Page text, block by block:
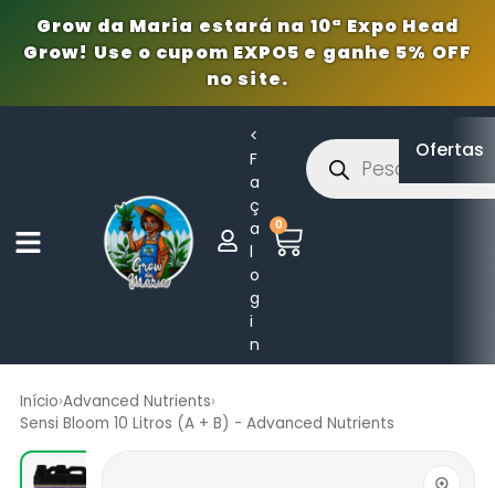
Grow da Maria estará na 10ª Expo Head
Grow! Use o cupom EXPO5 e ganhe 5% OFF
no site.
<
F
a
ç
a
l
o
g
i
n
0
Ofertas
Início›Advanced Nutrients›
Sensi Bloom 10 Litros (A + B) - Advanced Nutrients